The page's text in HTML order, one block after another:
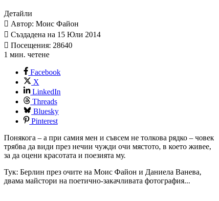
Детайли
Автор: Моис Файон
Създадена на 15 Юли 2014
Посещения: 28640
1 мин. четене
Facebook
X
LinkedIn
Threads
Bluesky
Pinterest
Понякога – а при самия мен и съвсем не толкова рядко – човек
трябва да види през нечии чужди очи мястото, в което живее,
за да оцени красотата и поезията му.
Тук: Берлин през очите на Моис Файон и Даниела Ванева,
двама майстори на поетично-закачливата фотография...